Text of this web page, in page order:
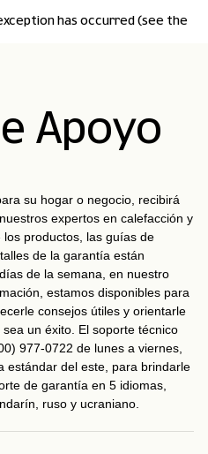
has occurred (see the
Apoyo
su hogar o negocio, recibirá
expertos en calefacción y
productos, las guías de
de la garantía están
de la semana, en nuestro
estamos disponibles para
consejos útiles y orientarle
un éxito. El soporte técnico
977-0722 de lunes a viernes,
estándar del este, para brindarle
de garantía en 5 idiomas,
ruso y ucraniano.